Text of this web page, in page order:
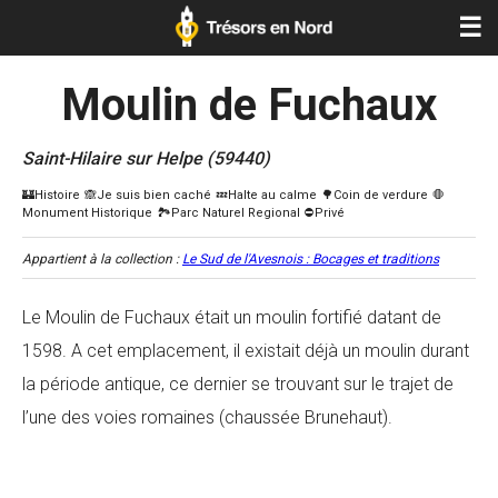
☰
Moulin de Fuchaux
Saint-Hilaire sur Helpe (59440)
Appartient à la collection : Le Sud de l'Avesnois : Bocages et traditions
Le Moulin de Fuchaux était un moulin fortifié datant de
1598. A cet emplacement, il existait déjà un moulin durant
la période antique, ce dernier se trouvant sur le trajet de
l’une des voies romaines (chaussée Brunehaut).